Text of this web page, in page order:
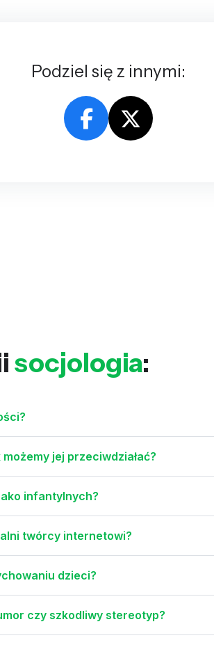
Podziel się z innymi:
socjologia:
jej przeciwdziałać?
infantylnych?
twórcy internetowi?
dzieci?
czy szkodliwy stereotyp?